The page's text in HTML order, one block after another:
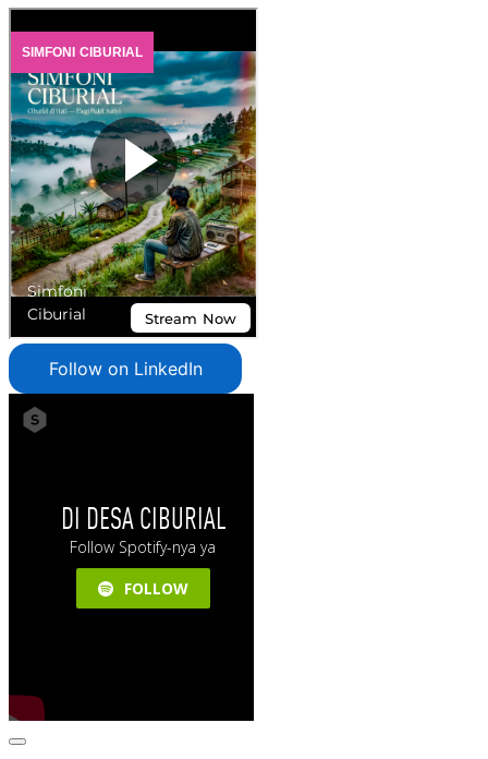
Follow on LinkedIn